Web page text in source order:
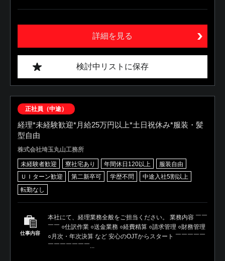
詳細を見る
検討中リストに保存
正社員（中途）
経理*未経験歓迎*月給25万円以上*土日祝休み*服装・髪
型自由
株式会社埼玉丸山工務所
未経験者歓迎 寮社宅あり 年間休日120以上
服装自由
ＵＩターン歓迎
第二新卒可 学歴不問
中途入社5割以上
転勤なし
仕事内容
本社にて、経理業務全般をご担当ください。 業務内容 ￣￣
￣￣ ○仕訳作業 ○送金業務 ○経費精算 ○請求管理 ○財務管理
○月次・年次決算 など 安心のOJTからスタート ￣￣￣￣￣
￣￣￣￣￣￣￣...